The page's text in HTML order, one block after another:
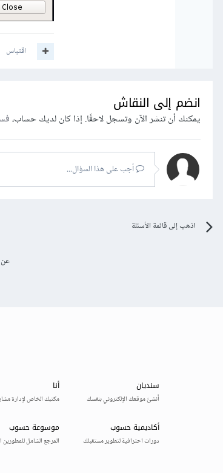
اقتباس
انضم إلى النقاش
يمكنك أن تنشر الآن وتسجل لاحقًا. إذا كان لديك حساب،
أجب على هذا السؤال...
اذهب إلى قائمة الأسئلة